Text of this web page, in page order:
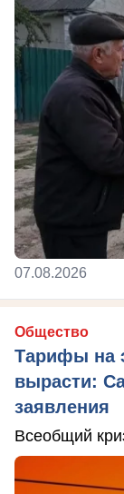
07.08.2026
Общество
Тарифы на
вырасти:
заявления
Всеобщий